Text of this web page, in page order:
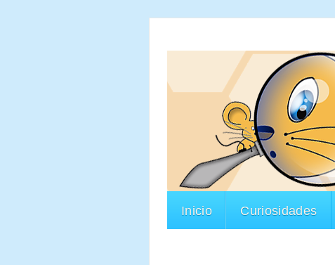
Inicio Curiosidades